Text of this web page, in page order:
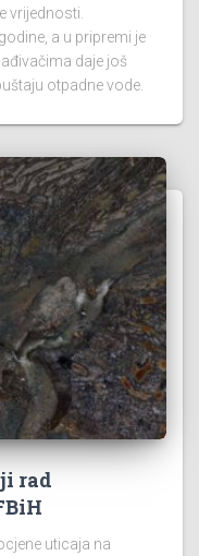
vrijednosti.
a u pripremi je
daje još
otpadne vode.
rad
uticaja na